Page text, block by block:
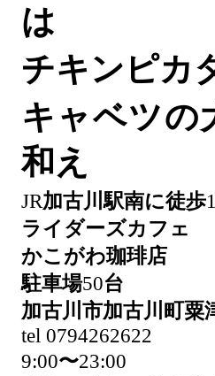
は
チキンピカ
キャベツの
和え
JR加古川駅南に徒歩
ライダーズカフェ
かこがわ珈琲店
駐車場50台
加古川市加古川町粟
tel 0794262622
9:00〜23:00